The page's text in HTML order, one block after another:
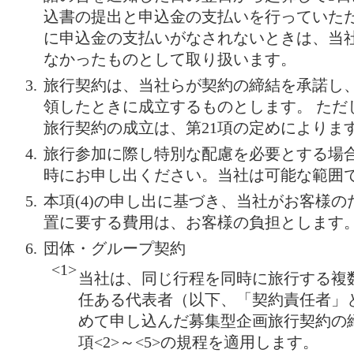
込書の提出と申込金の支払いを行っていた
に申込金の支払いがなされないときは、当
なかったものとして取り扱います。
旅行契約は、当社らが契約の締結を承諾し
領したときに成立するものとします。 た
旅行契約の成立は、第21項の定めによりま
旅行参加に際し特別な配慮を必要とする場
時にお申し出ください。当社は可能な範囲
本項(4)の申し出に基づき、当社がお客様の
置に要する費用は、お客様の負担とします
団体・グループ契約
<1>当社は、同じ行程を同時に旅行する複
任ある代表者（以下、「契約責任者」
めて申し込んだ募集型企画旅行契約の
項<2>～<5>の規程を適用します。